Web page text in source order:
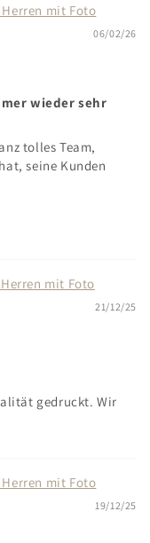
mit Foto
06/02/26
wieder sehr
tolles Team,
seine Kunden
mit Foto
21/12/25
gedruckt. Wir
mit Foto
19/12/25